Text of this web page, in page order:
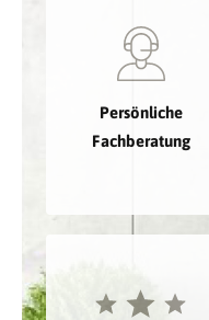
Persönliche
Fachberatung